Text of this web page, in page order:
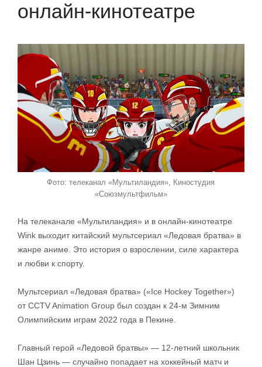
онлайн-кинотеатре
Фото: телеканал «Мультиландия», Киностудия
«Союзмультфильм»
На телеканале «Мультиландия» и в онлайн-кинотеатре
Wink выходит китайский мультсериал «Ледовая братва» в
жанре аниме. Это история о взрослении, силе характера
и любви к спорту.
Мультсериал «Ледовая братва» («Ice Hockey Together»)
от CCTV Animation Group был создан к 24-м Зимним
Олимпийским играм 2022 года в Пекине.
Главный герой «Ледовой братвы» — 12-летний школьник
Шан Цзинь — случайно попадает на хоккейный матч и